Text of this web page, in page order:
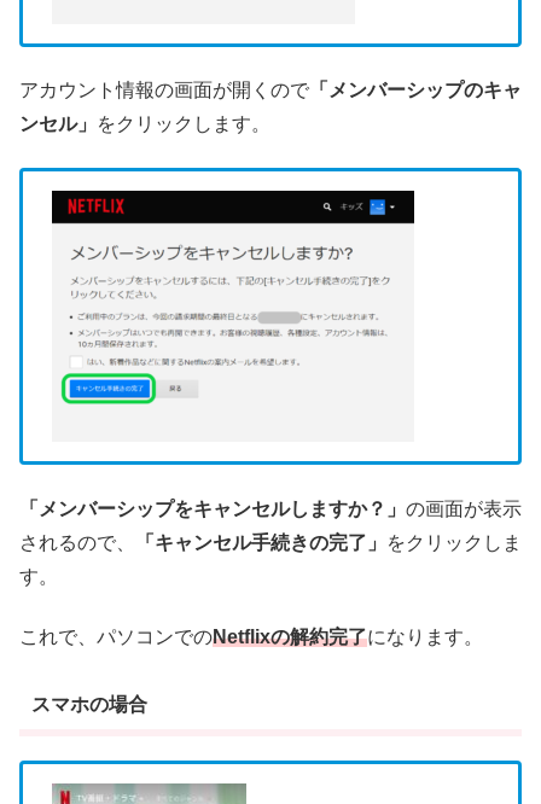
アカウント情報の画面が開くので 「メンバーシップのキャ
ンセル」
をクリックします。
「メンバーシップをキャンセルしますか？」 の画面が表示
されるので、
「キャンセル手続きの完了」
をクリックしま
す。
これで、パソコンでのNetflixの解約完了になります。
スマホの場合